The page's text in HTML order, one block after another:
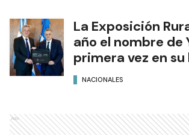
La Exposición
año el nombre de
primera vez en
NACIONALES
Ads